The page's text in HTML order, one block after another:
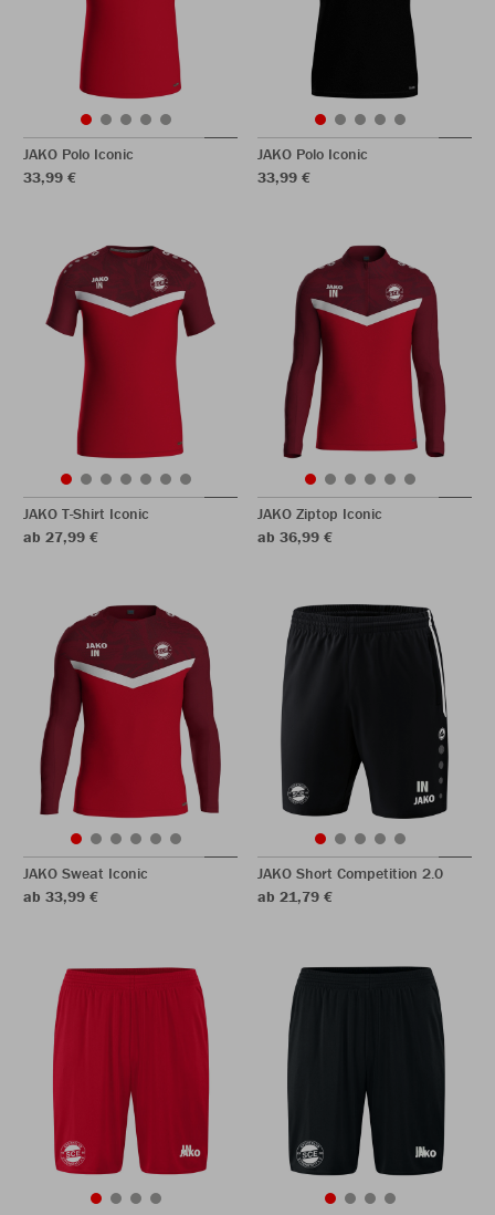
JAKO Polo Iconic
33,99 €
JAKO Polo Iconic
33,99 €
JAKO T-Shirt Iconic
ab 27,99 €
JAKO Ziptop Iconic
ab 36,99 €
JAKO Sweat Iconic
ab 33,99 €
JAKO Short Competition 2.0
ab 21,79 €